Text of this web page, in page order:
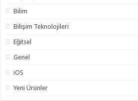
Bilim
Bilişim Teknolojileri
Eğitsel
Genel
iOS
Yeni Ürünler